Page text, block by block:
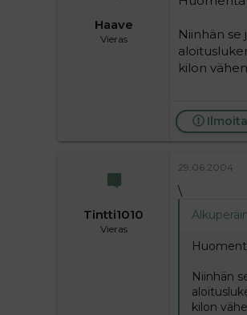
Haave
Vieras
Niinhän
kilon
Tintti1010
Vieras
29.06.2004
\
Niinhän
kilon